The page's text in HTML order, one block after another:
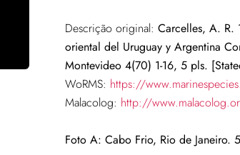
Descrição original: Carcelles, A. R.
oriental del Uruguay y Argentina
Montevideo 4(70) 1-16, 5 pls.
WoRMS: https://
Malacolog: http://
Foto A: Cabo Frio, Rio de Janeiro.